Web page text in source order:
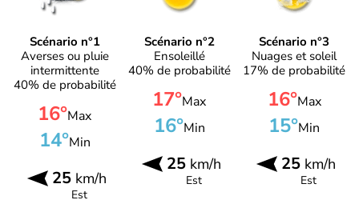
Scénario n°1
Averses ou pluie
intermittente
40% de probabilité
16°Max
14°Min
25km/h
Est
Scénario n°2
Ensoleillé
40% de probabilité
17°Max
16°Min
25km/h
Est
Scénario n°3
Nuages et soleil
17% de probabilité
16°Max
15°Min
25 km/h
Est